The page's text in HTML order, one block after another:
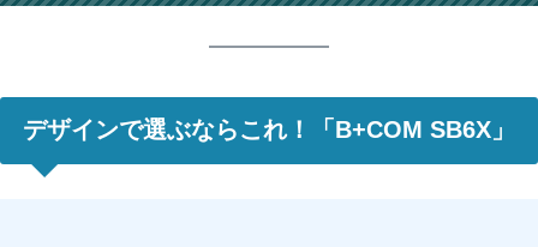
デザインで選ぶならこれ！「B+COM SB6X」